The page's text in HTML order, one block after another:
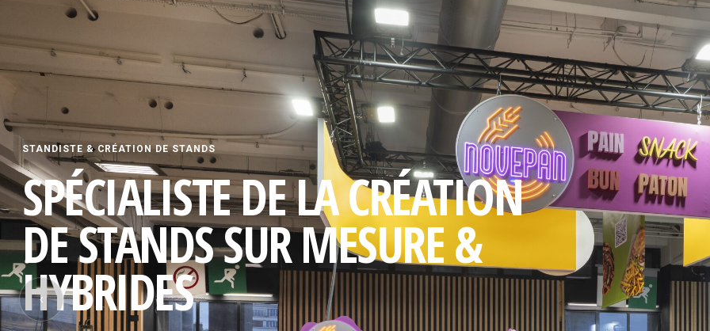
STANDISTE & CRÉATION DE STANDS
SPÉCIALISTE DE LA CRÉATION
DE STANDS SUR MESURE &
HYBRIDES
‹